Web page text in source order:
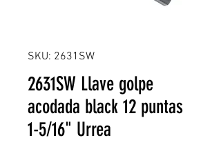
SKU: 2631SW
2631SW Llave golpe
acodada black 12 puntas
1-5/16" Urrea